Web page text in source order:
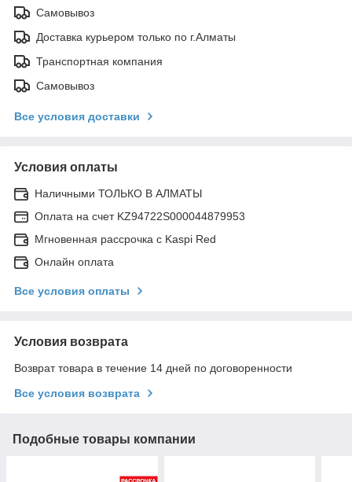
Самовывоз
Доставка курьером только по г.Алматы
Транспортная компания
Самовывоз
Все условия доставки
Условия оплаты
Наличными ТОЛЬКО В АЛМАТЫ
Оплата на счет KZ94722S000044879953
Мгновенная рассрочка с Kaspi Red
Онлайн оплата
Все условия оплаты
Условия возврата
Возврат товара в течение 14 дней по договоренности
Все условия возврата
Подобные товары компании